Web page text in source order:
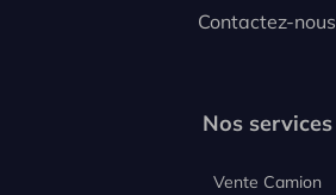
Contactez-nous
Nos services
Vente Camion